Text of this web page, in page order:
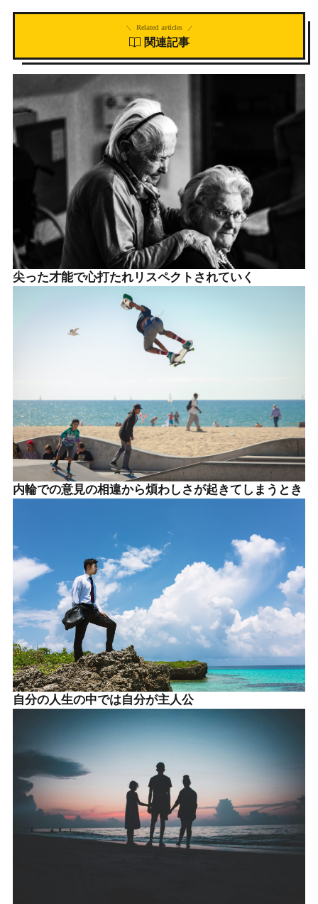
関連記事
Related articles
尖った才能で心打たれリスペクトされていく
内輪での意見の相違から煩わしさが起きてしまうとき
自分の人生の中では自分が主人公